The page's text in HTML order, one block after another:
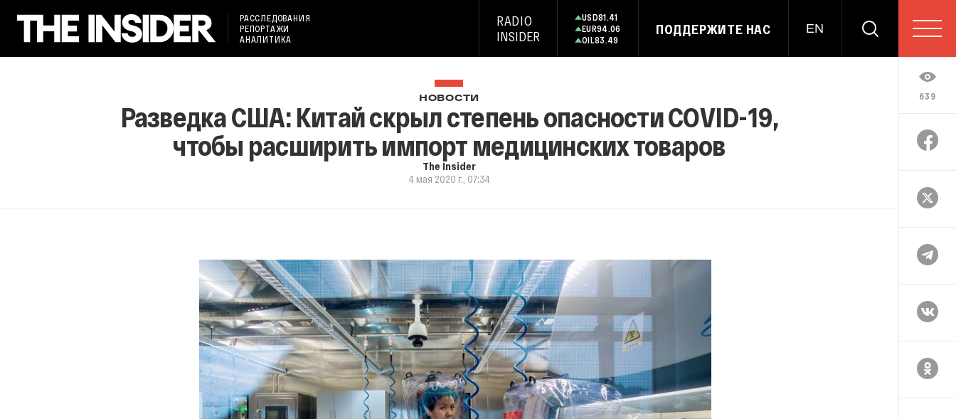
РАССЛЕДОВАНИЯ
РЕПОРТАЖИ
АНАЛИТИКА
RADIO
INSIDER
USD81.41
EUR94.06
OIL83.49
ПОДДЕРЖИТЕ НАС EN
639
НОВОСТИ
Разведка США: Китай скрыл степень опасности COVID-19,
чтобы расширить импорт медицинских товаров
The Insider
4 мая 2020 г., 07:34